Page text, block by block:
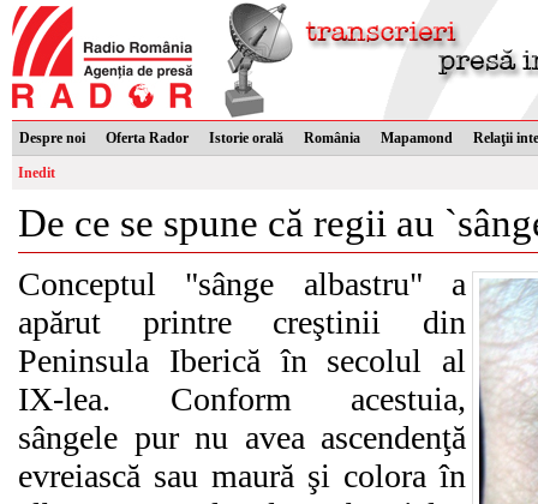
Despre noi Oferta Rador Istorie orală România Mapamond Relaţii
Inedit
De ce se spune că regii au
Conceptul "sânge albastru" a
apărut printre creştinii din
Peninsula Iberică în secolul al
IX-lea. Conform acestuia,
sângele pur nu avea ascendenţă
evreiască sau maură şi colora în